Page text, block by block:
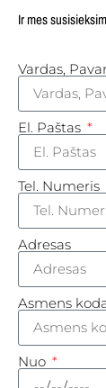
Ir mes
Vardas,
El. Paštas
Tel. Numeris
Adresas
Asmens
Nuo